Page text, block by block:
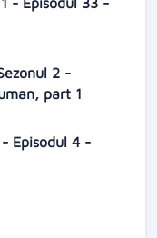
2 -
part 1
Episodul 4 -